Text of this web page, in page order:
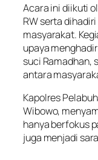
Acara ini diikuti
RW serta
masyarakat.
upaya
suci Ramadhan,
antara
Kapolres
Wibowo,
hanya berfokus
juga menjadi